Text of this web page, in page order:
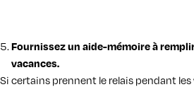
Fournissez un aide-mémoire à
vacances.
Si certains prennent le relais pendant